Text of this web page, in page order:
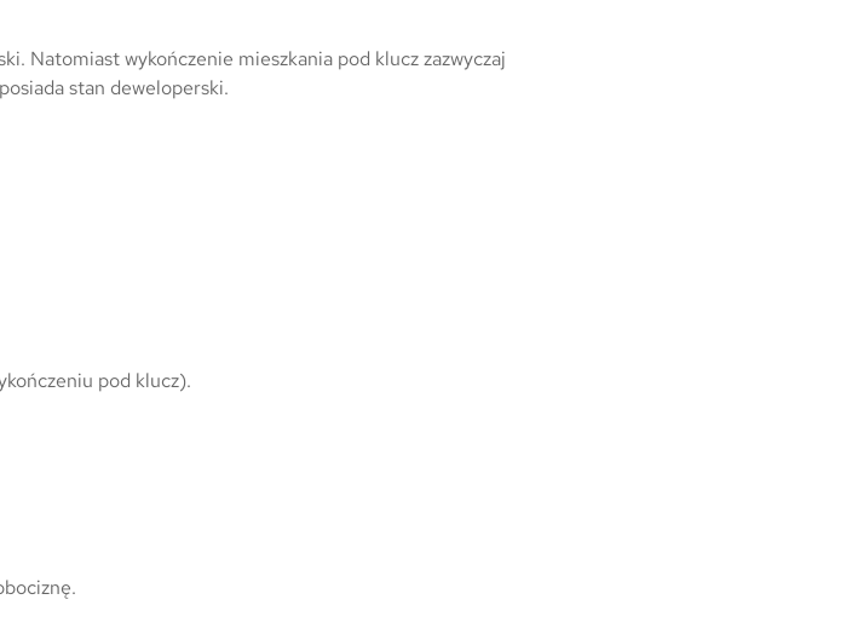
Natomiast wykończenie mieszkania pod klucz zazwyczaj
stan deweloperski.
pod klucz).